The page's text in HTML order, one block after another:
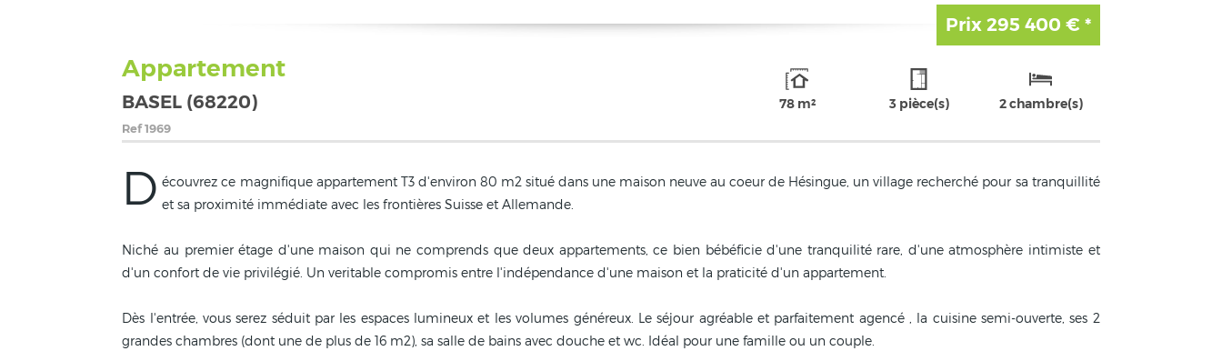
Prix295 400 € *
Appartement
BASEL (68220)
Ref1969
78 m² 3 pièce(s) 2 chambre(s)
D écouvrez ce magnifique appartement T3 d'environ 80 m2 situé dans une maison neuve au coeur de Hésingue, un village recherché pour sa tranquillité
et sa proximité immédiate avec les frontières Suisse et Allemande.
Niché au premier étage d'une maison qui ne comprends que deux appartements, ce bien bébéficie d'une tranquilité rare, d'une atmosphère intimiste et
d'un confort de vie privilégié. Un veritable compromis entre l'indépendance d'une maison et la praticité d'un appartement.
Dès l'entrée, vous serez séduit par les espaces lumineux et les volumes généreux. Le séjour agréable et parfaitement agencé , la cuisine semi-ouverte, ses 2
grandes chambres (dont une de plus de 16 m2), sa salle de bains avec douche et wc. Idéal pour une famille ou un couple.